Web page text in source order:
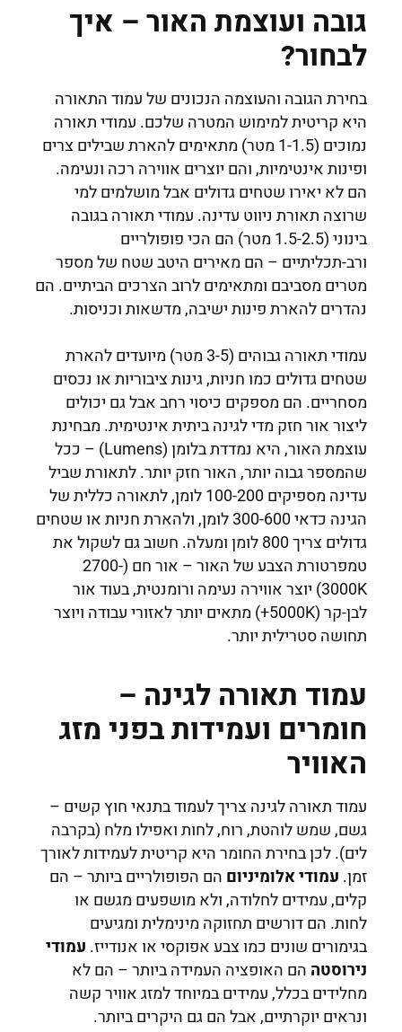
גובה ועוצמת האור – איך
לבחור?
בחירת הגובה והעוצמה הנכונים של עמוד התאורה
היא קריטית למימוש המטרה שלכם. עמודי תאורה
נמוכים (1-1.5 מטר) מתאימים להארת שבילים צרים
ופינות אינטימיות, והם יוצרים אווירה רכה ונעימה.
הם לא יאירו שטחים גדולים אבל מושלמים למי
שרוצה תאורת ניווט עדינה. עמודי תאורה בגובה
בינוני (1.5-2.5 מטר) הם הכי פופולריים
ורב-תכליתיים – הם מאירים היטב שטח של מספר
מטרים מסביבם ומתאימים לרוב הצרכים הביתיים. הם
נהדרים להארת פינות ישיבה, מדשאות וכניסות.
עמודי תאורה גבוהים (3-5 מטר) מיועדים להארת
שטחים גדולים כמו חניות, גינות ציבוריות או נכסים
מסחריים. הם מספקים כיסוי רחב אבל גם יכולים
ליצור אור חזק מדי לגינה ביתית אינטימית. מבחינת
עוצמת האור, היא נמדדת בלומן (Lumens) – ככל
שהמספר גבוה יותר, האור חזק יותר. לתאורת שביל
עדינה מספיקים 100-200 לומן, לתאורה כללית של
הגינה כדאי 300-600 לומן, ולהארת חניות או שטחים
גדולים צריך 800 לומן ומעלה. חשוב גם לשקול את
טמפרטורת הצבע של האור – אור חם (2700-
3000K) יוצר אווירה נעימה ורומנטית, בעוד אור
לבן-קר (5000K+) מתאים יותר לאזורי עבודה ויוצר
תחושה סטרילית יותר.
עמוד תאורה לגינה –
חומרים ועמידות בפני מזג
האוויר
עמוד תאורה לגינה צריך לעמוד בתנאי חוץ קשים –
גשם, שמש לוהטת, רוח, לחות ואפילו מלח (בקרבה
לים). לכן בחירת החומר היא קריטית לעמידות לאורך
זמן. עמודי אלומיניום הם הפופולריים ביותר – הם
קלים, עמידים לחלודה, ולא מושפעים מגשם או
לחות. הם דורשים תחזוקה מינימלית ומגיעים
בגימורים שונים כמו צבע אפוקסי או אנודייז. עמודי
נירוסטה הם האופציה העמידה ביותר – הם לא
מחלידים בכלל, עמידים במיוחד למזג אוויר קשה
ונראים יוקרתיים, אבל הם גם היקרים ביותר.